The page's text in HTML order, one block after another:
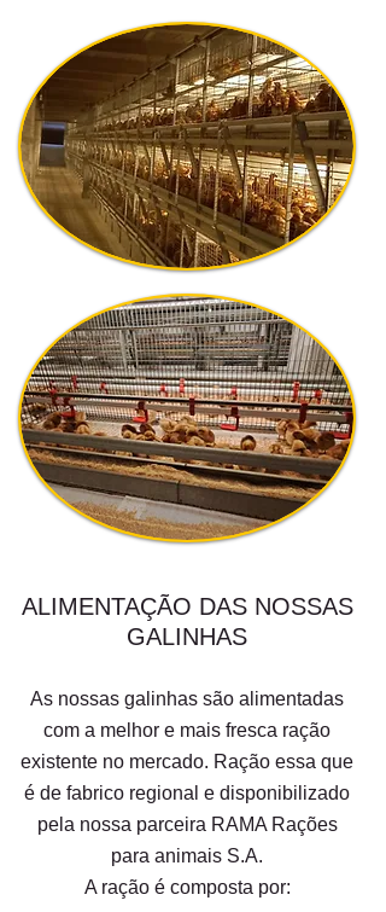
ALIMENTAÇÃO DAS NOSSAS
GALINHAS
As nossas galinhas são alimentadas
com a melhor e mais fresca ração
existente no mercado. Ração essa que
é de fabrico regional e disponibilizado
pela nossa parceira RAMA Rações
para animais S.A.
A ração é composta por: